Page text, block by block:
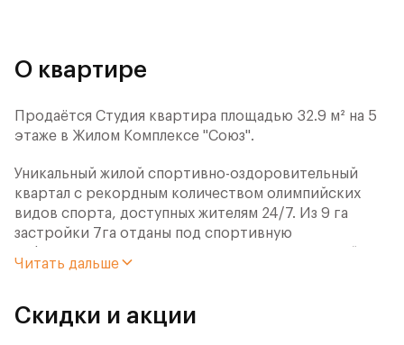
О квартире
Продаётся Студия квартира площадью 32.9 м² на 5
этаже в Жилом Комплексе "Союз".
Уникальный жилой спортивно-оздоровительный
квартал с рекордным количеством олимпийских
видов спорта, доступных жителям 24/7. Из 9 га
застройки 7га отданы под спортивную
спортивно-оздоровительного кластера юности и
- Ледовая арена для хоккея и фигурного катания,
Читать дальше
Скидки и акции